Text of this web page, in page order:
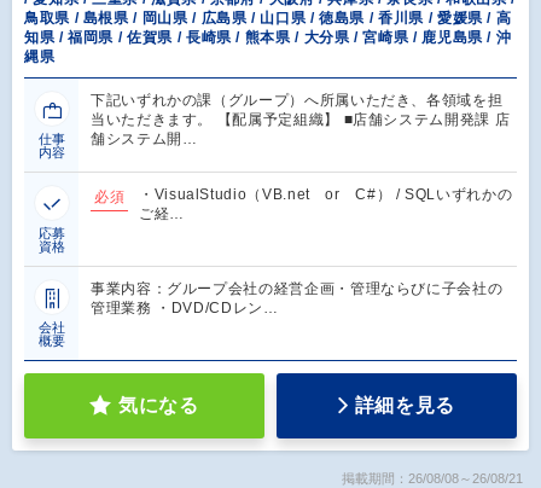
鳥取県 / 島根県 / 岡山県 / 広島県 / 山口県 / 徳島県 / 香川県 / 愛媛県 / 高
知県 / 福岡県 / 佐賀県 / 長崎県 / 熊本県 / 大分県 / 宮崎県 / 鹿児島県 / 沖
縄県
仕事
内容
下記いずれかの課（グループ）へ所属いただき、各領域を担
当いただきます。 【配属予定組織】 ■店舗システム開発課 店
舗システム開…
応募
資格
必須
・VisualStudio（VB.net or C#） / SQLいずれかの
ご経…
会社
概要
事業内容：グループ会社の経営企画・管理ならびに子会社の
管理業務 ・DVD/CDレン…
気になる 詳細を見る
掲載期間：26/08/08～26/08/21